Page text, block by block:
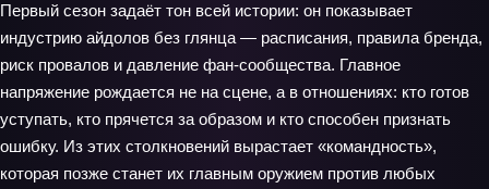
Первый сезон задаёт тон всей истории: он показывает
индустрию айдолов без глянца — расписания, правила бренда,
риск провалов и давление фан-сообщества. Главное
напряжение рождается не на сцене, а в отношениях: кто готов
уступать, кто прячется за образом и кто способен признать
ошибку. Из этих столкновений вырастает «командность»,
которая позже станет их главным оружием против любых